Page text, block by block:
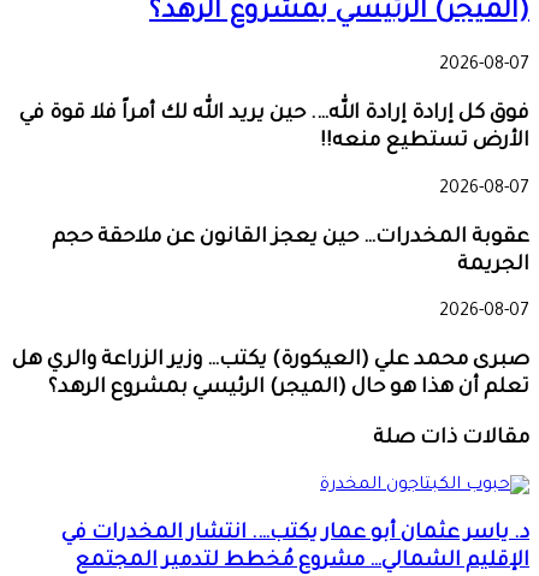
(الميجر) الرئيسي بمشروع الرهد؟
2026-08-07
فوق كل إرادة إرادة الله…. حين يريد الله لك أمراً فلا قوة في
الأرض تستطيع منعه!!
2026-08-07
عقوبة المخدرات… حين يعجز القانون عن ملاحقة حجم
الجريمة
2026-08-07
صبرى محمد علي (العيكورة) يكتب… وزير الزراعة والري هل
تعلم أن هذا هو حال (الميجر) الرئيسي بمشروع الرهد؟
مقالات ذات صلة
د. ياسر عثمان أبو عمار يكتب…. انتشار المخدرات في
الإقليم الشمالي… مشروع مُخطط لتدمير المجتمع